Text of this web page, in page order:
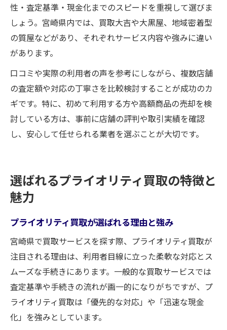
性・査定基準・現金化までのスピードを重視して選びま
しょう。宮崎県内では、買取大吉や大黒屋、地域密着型
の質屋などがあり、それぞれサービス内容や強みに違い
があります。
口コミや実際の利用者の声を参考にしながら、複数店舗
の査定額や対応の丁寧さを比較検討することが成功のカ
ギです。特に、初めて利用する方や高額商品の売却を検
討している方は、事前に店舗の評判や取引実績を確認
し、安心して任せられる業者を選ぶことが大切です。
選ばれるプライオリティ買取の特徴と
魅力
プライオリティ買取が選ばれる理由と強み
宮崎県で買取サービスを探す際、プライオリティ買取が
注目される理由は、利用者目線に立った柔軟な対応とス
ムーズな手続きにあります。一般的な買取サービスでは
査定基準や手続きの流れが画一的になりがちですが、プ
ライオリティ買取は「優先的な対応」や「迅速な現金
化」を強みとしています。